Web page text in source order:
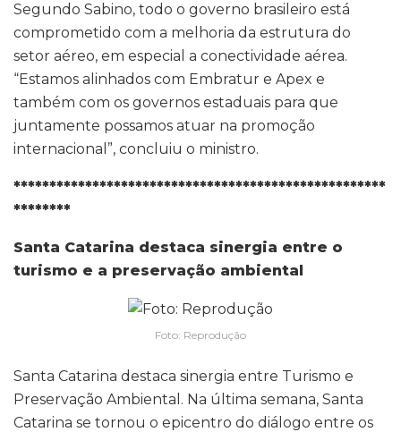
Segundo Sabino, todo o governo brasileiro está
comprometido com a melhoria da estrutura do
setor aéreo, em especial a conectividade aérea.
“Estamos alinhados com Embratur e Apex e
também com os governos estaduais para que
juntamente possamos atuar na promoção
internacional”, concluiu o ministro.
****************************************************
********
Santa Catarina destaca sinergia entre o
turismo e a preservação ambiental
Foto: Reprodução
Santa Catarina destaca sinergia entre Turismo e
Preservação Ambiental. Na última semana, Santa
Catarina se tornou o epicentro do diálogo entre os